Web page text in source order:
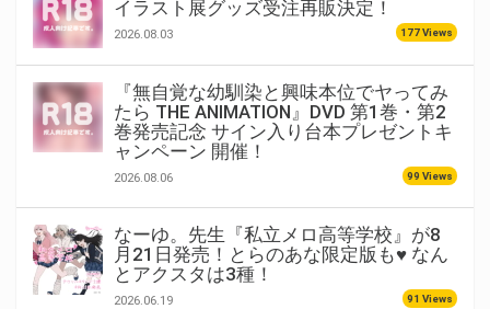
イラスト展グッズ受注再販決定！
2026.08.03 177 Views
『無自覚な幼馴染と興味本位でヤってみ
たら THE ANIMATION』DVD 第1巻・第2
巻発売記念 サイン入り台本プレゼントキ
ャンペーン 開催！
2026.08.06 99 Views
なーゆ。先生『私立メロ高等学校』が8
月21日発売！とらのあな限定版も♥ なん
とアクスタは3種！
2026.06.19 91 Views